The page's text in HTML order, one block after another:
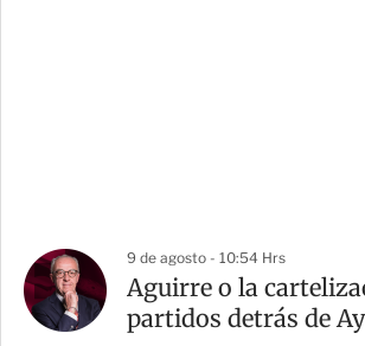
9 de agosto - 10:54 Hrs
Aguirre o la
partidos detrás de